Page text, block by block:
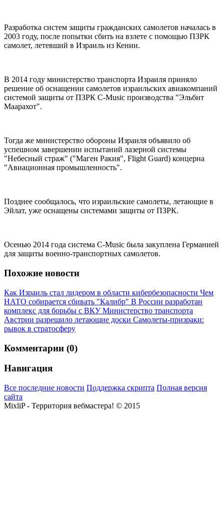
Разработка систем защиты гражданских самолетов началась в
2003 году, после попытки сбить на взлете с помощью ПЗРК
самолет, летевший в Израиль из Кении.
В 2014 году министерство транспорта Израиля приняло
решение об оснащении самолетов израильских авиакомпаний
системой защиты от ПЗРК C-Music производства "Эльбит
Маарахот".
Тогда же министерство обороны Израиля объявило об
успешном завершении испытаний лазерной системы
"Небесный страж" ("Маген Ракия", Flight Guard) концерна
"Авиационная промышленность".
Позднее сообщалось, что израильские самолеты, летающие в
Эйлат, уже оснащены системами защиты от ПЗРК.
Осенью 2014 года система C-Music была закуплена Германией
для защиты военно-транспортных самолетов.
Похожие новости
Как Израиль стал лидером в области кибербезопасности Чем
НАТО собирается сбивать "Калибр" В России разработан
комплекс для борьбы с ВКУМинистерство транспорта
Австрии разрешило летающие доски Самолеты-призраки:
рывок в стратосферу
Комментарии (0)
Навигация
Все последние новости Поддержка скрипта Полная версия
сайта
MixliP - Территория вебмастера! © 2015